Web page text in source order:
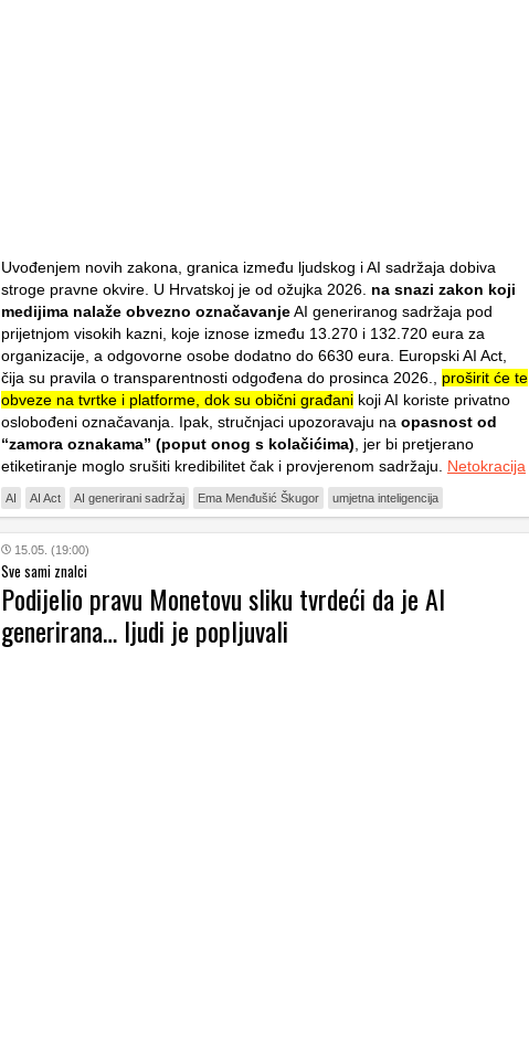
Uvođenjem novih zakona, granica između ljudskog i AI sadržaja dobiva
stroge pravne okvire. U Hrvatskoj je od ožujka 2026. na snazi zakon koji
medijima nalaže obvezno označavanjeAI generiranog sadržaja pod
prijetnjom visokih kazni, koje iznose između 13.270 i 132.720 eura za
organizacije, a odgovorne osobe dodatno do 6630 eura. Europski AI Act,
čija su pravila o transparentnosti odgođena do prosinca 2026., proširit će te
obveze na tvrtke i platforme, dok su obični građani koji AI koriste privatno
oslobođeni označavanja. Ipak, stručnjaci upozoravaju na opasnost od
“zamora oznakama” (poput onog s kolačićima) , jer bi pretjerano
etiketiranje moglo srušiti kredibilitet čak i provjerenom sadržaju. Netokracija
AI AI Act AI generirani sadržaj Ema Menđušić Škugor umjetna inteligencija
15.05. (19:00)
Sve sami znalci
Podijelio pravu Monetovu sliku tvrdeći da je AI
generirana… ljudi je popljuvali